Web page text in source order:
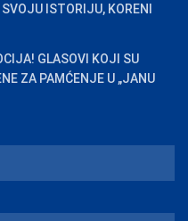
ISTORIJU, KORENI
GLASOVI KOJI SU
ZA PAMĆENJE U „JANU